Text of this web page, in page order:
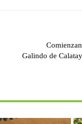
Galindo de